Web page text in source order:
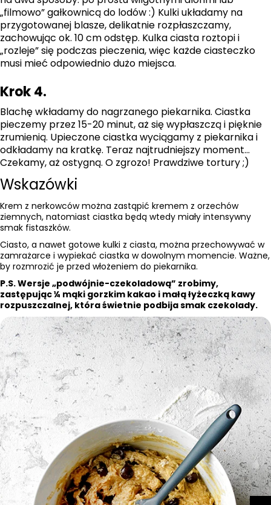
„filmowo” gałkownicą do lodów :) Kulki układamy na
przygotowanej blasze, delikatnie rozpłaszczamy,
zachowując ok. 10 cm odstęp. Kulka ciasta roztopi i
„rozleje” się podczas pieczenia, więc każde ciasteczko
musi mieć odpowiednio dużo miejsca.
Krok 4.
Blachę wkładamy do nagrzanego piekarnika. Ciastka
pieczemy przez 15-20 minut, aż się wypłaszczą i pięknie
zrumienią. Upieczone ciastka wyciągamy z piekarnika i
odkładamy na kratkę. Teraz najtrudniejszy moment...
Czekamy, aż ostygną. O zgrozo! Prawdziwe tortury ;)
Wskazówki
Krem z nerkowców można zastąpić kremem z orzechów
ziemnych, natomiast ciastka będą wtedy miały intensywny
smak fistaszków.
Ciasto, a nawet gotowe kulki z ciasta, można przechowywać w
zamrażarce i wypiekać ciastka w dowolnym momencie. Ważne,
by rozmrozić je przed włożeniem do piekarnika.
P.S. Wersje „podwójnie-czekoladową” zrobimy,
zastępując ¼ mąki gorzkim kakao i małą łyżeczką kawy
rozpuszczalnej, która świetnie podbija smak czekolady.